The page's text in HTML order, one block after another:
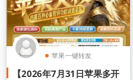
苹果一键转发
苹果TF微信多开
【2026年7月31日苹果多开